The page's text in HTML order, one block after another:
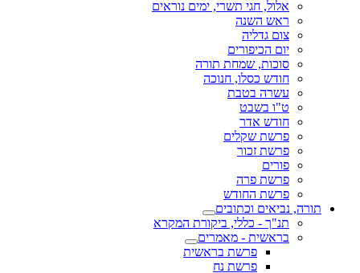
אלול, חגי תשרי, ימים נוראים
ראש השנה
צום גדליה
יום הכיפורים
סוכות, שמחת תורה
חודש כסלו, חנוכה
עשרה בטבת
ט"ו בשבט
חודש אדר
פרשת שקלים
פרשת זכור
פורים
פרשת פרה
פרשת החודש
תורה, נביאים וכתובים
תנ"ך - כללי, ביקורת המקרא
בראשית - מאמרים
פרשת בראשית
פרשת נח